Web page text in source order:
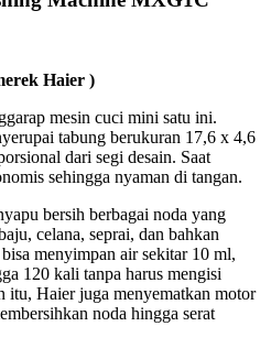
Haier )
mesin cuci mini satu ini.
tabung berukuran 17,6 x 4,6
dari segi desain. Saat
sehingga nyaman di tangan.
bersih berbagai noda yang
celana, seprai, dan bahkan
menyimpan air sekitar 10 ml,
120 kali tanpa harus mengisi
itu, Haier juga menyematkan motor
noda hingga serat